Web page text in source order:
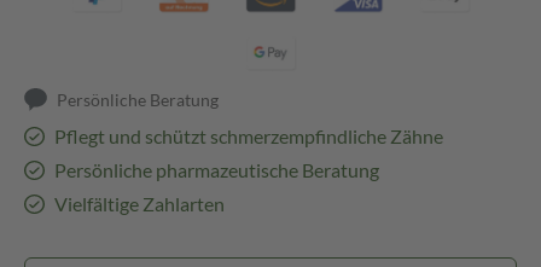
Persönliche Beratung
Pflegt und schützt schmerzempfindliche Zähne
Persönliche pharmazeutische Beratung
Vielfältige Zahlarten